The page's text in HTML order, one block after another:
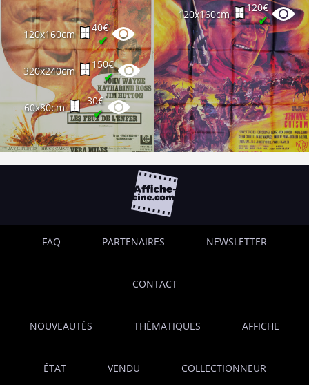
120x160cm
40€
✔
320x240cm
150€
✔
60x80cm
30€
✔
120x160cm
120€
✔
FAQ PARTENAIRES NEWSLETTER
CONTACT
NOUVEAUTÉS THÉMATIQUES AFFICHE
ÉTAT VENDU COLLECTIONNEUR